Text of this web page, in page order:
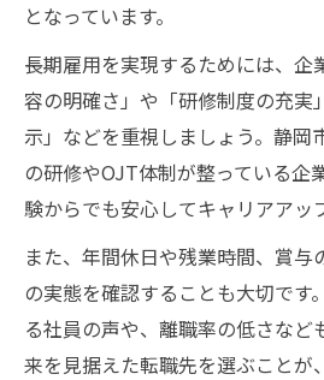
となっています。
長期雇用を実現するためには、企
容の明確さ」や「研修制度の充実
示」などを重視しましょう。静岡
の研修やOJT体制が整っている企
験からでも安心してキャリアアッ
また、年間休日や残業時間、賞与
の実態を確認することも大切です
る社員の声や、離職率の低さなど
来を見据えた転職先を選ぶことが